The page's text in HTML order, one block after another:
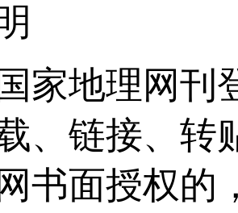
家地理网刊
、链接、转
书面授权的